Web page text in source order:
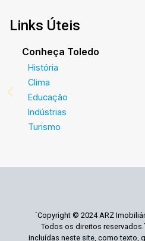
Links Úteis
Conheça Toledo
História
Clima
Educação
Indústrias
Turismo
`Copyright © 2024 ARZ
Todos os direitos
incluídas neste site, como texto,